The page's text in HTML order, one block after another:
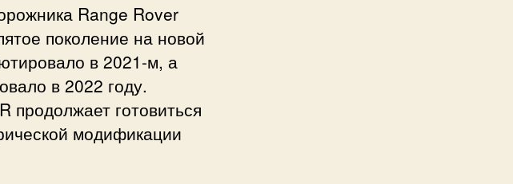
Range Rover
поколение на новой
в 2021-м, а
в 2022 году.
продолжает готовиться
модификации